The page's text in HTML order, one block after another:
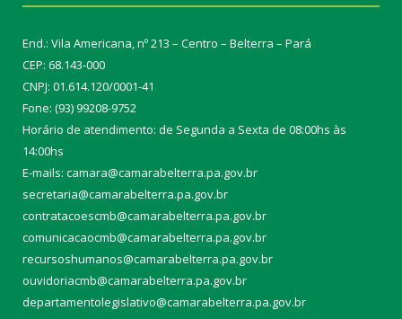
End.: Vila Americana, nº 213 – Centro – Belterra – Pará
CEP: 68.143-000
CNPJ: 01.614.120/0001-41
Fone: (93) 99208-9752
Horário de atendimento: de Segunda a Sexta de 08:00hs às
14:00hs
E-mails: camara@camarabelterra.pa.gov.br
secretaria@camarabelterra.pa.gov.br
contratacoescmb@camarabelterra.pa.gov.br
comunicacaocmb@camarabelterra.pa.gov.br
recursoshumanos@camarabelterra.pa.gov.br
ouvidoriacmb@camarabelterra.pa.gov.br
departamentolegislativo@camarabelterra.pa.gov.br